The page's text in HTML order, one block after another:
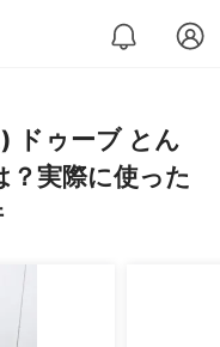
ドゥーブ とん
実際に使った